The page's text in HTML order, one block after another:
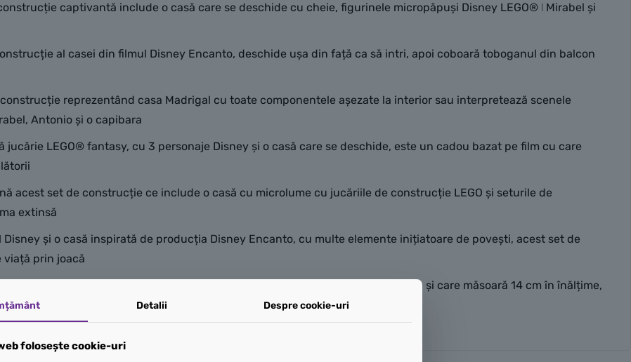
captivantă include o casă care se deschide cu cheie, figurinele micropăpuși Disney LEGO® ǀ Mirabel și
al casei din filmul Disney Encanto, deschide ușa din față ca să intri, apoi coboară toboganul din balcon
reprezentând casa Madrigal cu toate componentele așezate la interior sau interpretează scenele
Antonio și o capibara
LEGO® fantasy, cu 3 personaje Disney și o casă care se deschide, este un cadou bazat pe film cu care
acest set de construcție ce include o casă cu microlume cu jucăriile de construcție LEGO și seturile de
extinsă
Disney și o casă inspirată de producția Disney Encanto, cu multe elemente inițiatoare de povești, acest set de
prin joacă
piese conține o un model construibil de casă Disney Encanto care se deschide și care măsoară 14 cm în înălțime,
Detalii Despre cookie-uri
folosește cookie-uri